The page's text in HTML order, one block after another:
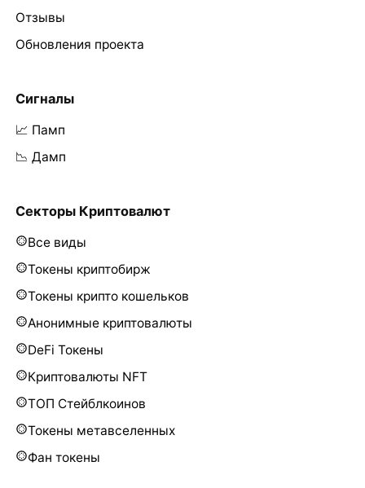
Отзывы
Обновления проекта
Сигналы
📈 Памп
📉 Дамп
Секторы Криптовалют
Все виды
Токены криптобирж
Токены крипто кошельков
Анонимные криптовалюты
DeFi Токены
Криптовалюты NFT
ТОП Стейблкоинов
Токены метавселенных
Фан токены